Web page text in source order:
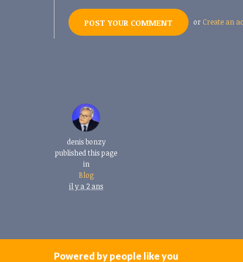
or Create an
denis bonzy
published this page
in
Blog
il y a 2 ans
Powered by people like you